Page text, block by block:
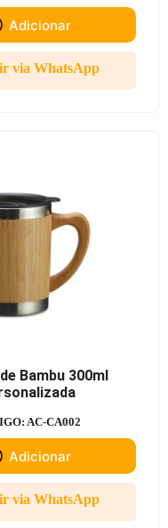
Adicionar
via WhatsApp
Bambu 300ml
AC-CA002
Adicionar
via WhatsApp